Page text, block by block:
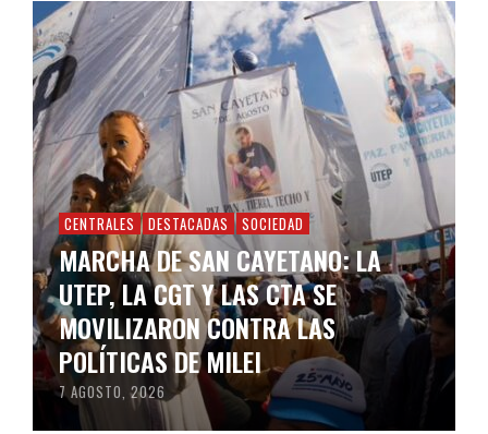
CENTRALES DESTACADAS SOCIEDAD
MARCHA DE SAN CAYETANO: LA
UTEP, LA CGT Y LAS CTA SE
MOVILIZARON CONTRA LAS
POLÍTICAS DE MILEI
7 AGOSTO, 2026